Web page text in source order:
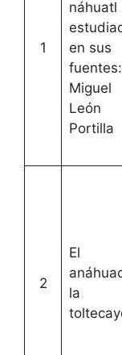
1
náhuatl
en sus
fuentes:
Miguel
León
Portilla
2
El
la